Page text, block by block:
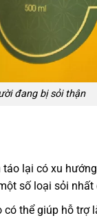
đang bị sỏi thận
lại có xu
số loại sỏi
thể giúp hỗ trợ